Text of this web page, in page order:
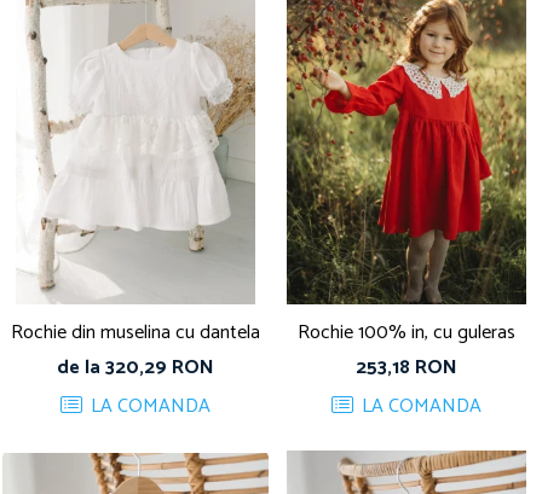
Rochie din muselina cu dantela
de la 320,29 RON
LA COMANDA
Rochie 100% in, cu guleras
253,18 RON
LA COMANDA